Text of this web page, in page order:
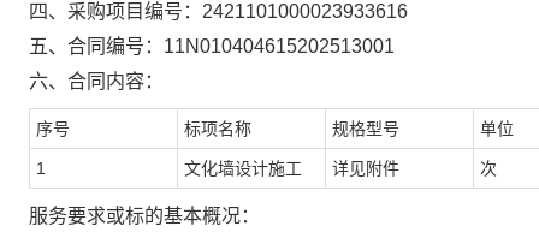
四、采购项目编号： 2421101000023933616
五、合同编号： 11N010404615202513001
六、合同内容：
序号 标项名称 规格型号 单位
1 文化墙设计施工 详见附件 次
服务要求或标的基本概况：